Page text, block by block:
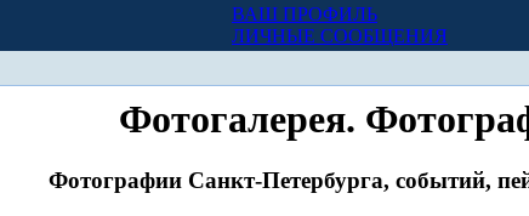
ВАШ ПРОФИЛЬ
ЛИЧНЫЕ СООБЩЕНИЯ
Фотогалерея.
Фотографии Санкт-Петербурга, событий,